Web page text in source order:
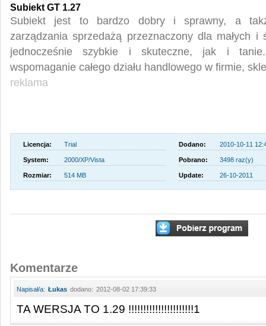
Subiekt GT 1.27
Subiekt jest to bardzo dobry i sprawny, a
zarządzania sprzedażą przeznaczony dla małych i
jednocześnie szybkie i skuteczne, jak i
wspomaganie całego działu handlowego w firmie,
reklama
Licencja: Trial Dodano: 2010-10-11
System: 2000/XP/Vista Pobrano: 3498 raz(y)
Rozmiar: 514 MB Update: 26-10-2011
Komentarze
Napisał/a: Łukas dodano: 2012-08-02 17:39:33
TA WERSJA TO 1.29 !!!!!!!!!!!!!!!!!!!!!!1